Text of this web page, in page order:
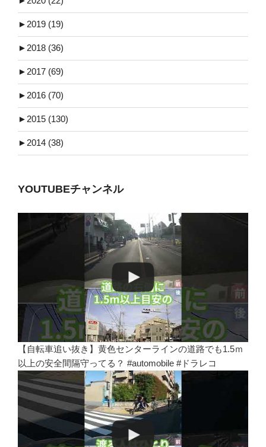
► 2019 (19)
► 2018 (36)
► 2017 (69)
► 2016 (70)
► 2015 (130)
► 2014 (38)
YOUTUBEチャンネル
【自転車追い抜き】黄色センターラインの道路でも1.5ｍ
以上の安全間隔守ってる？ #automobile #ドラレコ